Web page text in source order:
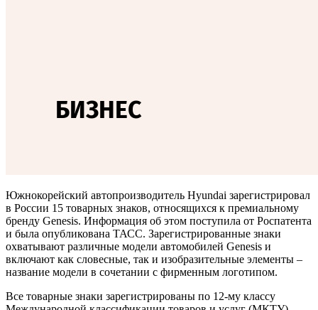
Южнокорейский автопроизводитель Hyundai зарегистрировал
в России 15 товарных знаков, относящихся к премиальному
бренду Genesis. Информация об этом поступила от Роспатента
и была опубликована ТАСС. Зарегистрированные знаки
охватывают различные модели автомобилей Genesis и
включают как словесные, так и изобразительные элементы –
название модели в сочетании с фирменным логотипом.
Все товарные знаки зарегистрированы по 12-му классу